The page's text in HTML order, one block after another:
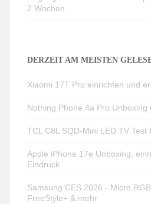
2 Wochen
DERZEIT AM MEISTEN
Xiaomi 17T Pro einrichten und
Nothing Phone 4a Pro
TCL C8L SQD-Mini LED TV
Apple iPhone 17e Unboxing,
Eindruck
Samsung CES 2026 - Micro
FreeStyle+ & mehr